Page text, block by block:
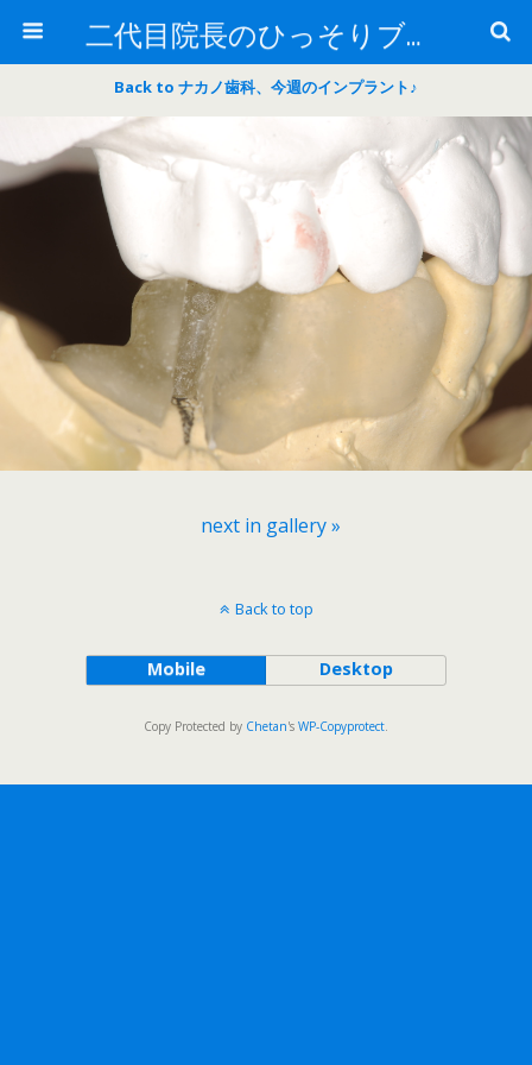
二代目院長のひっそりブログ
Back to ナカノ歯科、今週のインプラント♪
next in gallery »
Back to top
Mobile Desktop
Copy Protected by Chetan's WP-Copyprotect